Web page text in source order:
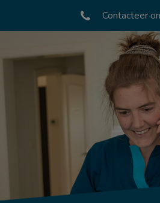
Contacteer